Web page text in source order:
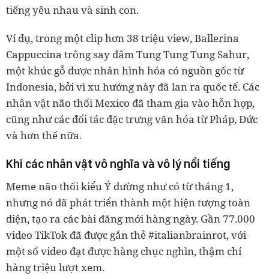
tiếng yêu nhau và sinh con.
Ví dụ, trong một clip hơn 38 triệu view, Ballerina
Cappuccina trông say đắm Tung Tung Tung Sahur,
một khúc gỗ được nhân hình hóa có nguồn gốc từ
Indonesia, bởi vì xu hướng này đã lan ra quốc tế. Các
nhân vật não thối Mexico đã tham gia vào hỗn hợp,
cũng như các đối tác đặc trưng văn hóa từ Pháp, Đức
và hơn thế nữa.
Khi các nhân vật vô nghĩa và vô lý nổi tiếng
Meme não thối kiểu Ý dường như có từ tháng 1,
nhưng nó đã phát triển thành một hiện tượng toàn
diện, tạo ra các bài đăng mới hàng ngày. Gần 77.000
video TikTok đã được gắn thẻ #italianbrainrot, với
một số video đạt được hàng chục nghìn, thậm chí
hàng triệu lượt xem.